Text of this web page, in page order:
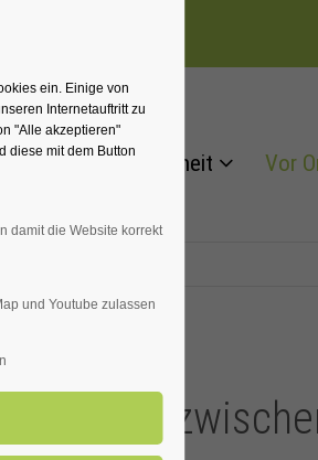
Für Ihre Gesundheit Vor
-
ein. Einige von
Internetauftritt zu
"Alle akzeptieren"
diese mit dem Button
damit die Website korrekt
und Youtube zulassen